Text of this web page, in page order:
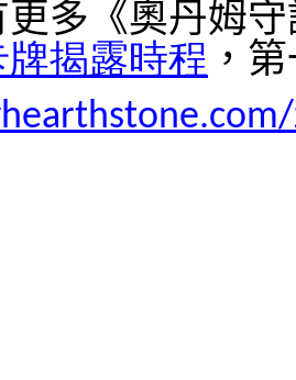
多《奧丹姆
揭露時程 ，